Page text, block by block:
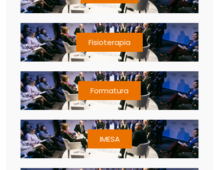
Fisioterapia
Formatura
IMESA